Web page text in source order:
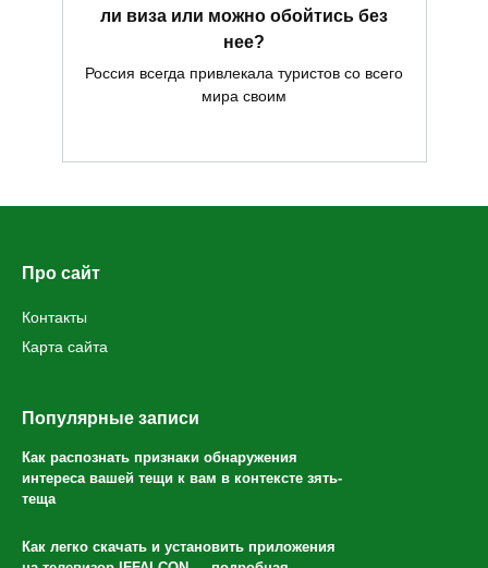
ли виза или можно обойтись без
нее?
Россия всегда привлекала туристов со всего
мира своим
Про сайт
Контакты
Карта сайта
Популярные записи
Как распознать признаки обнаружения
интереса вашей тещи к вам в контексте зять-
теща
Как легко скачать и установить приложения